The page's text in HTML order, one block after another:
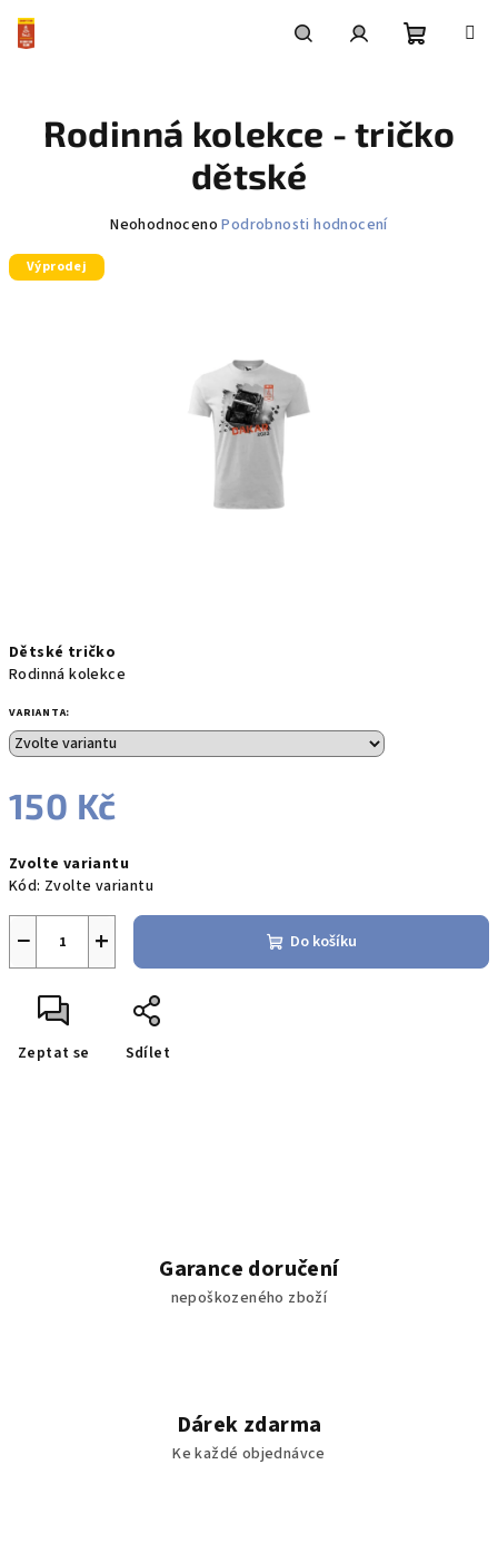
obsah
košík
Dětské tričko
Rodinná kolekce
VARIANTA:
150 Kč
cena:
Zvolte variantu
Kód: Zvolte variantu
+
− Do košíku
Zeptat se Sdílet
Rodinná kolekce - tričko
dětské
Průměrné
Neohodnoceno Podrobnosti hodnocení
Výprodej
Garance doručení
nepoškozeného zboží
Dárek zdarma
Ke každé objednávce